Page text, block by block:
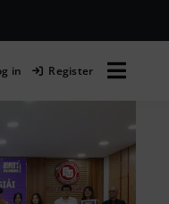
tế – Giáo dục – Hướng
in Register